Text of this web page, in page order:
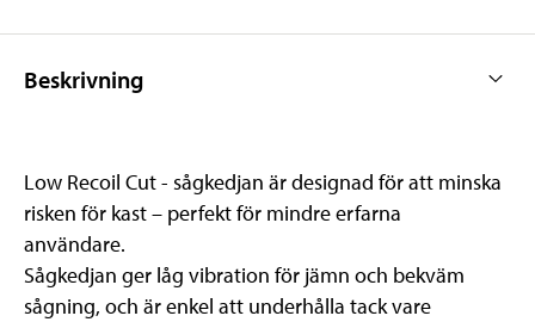
Beskrivning
Low Recoil Cut - sågkedjan är designad för att minska
risken för kast – perfekt för mindre erfarna
användare.
Sågkedjan ger låg vibration för jämn och bekväm
sågning, och är enkel att underhålla tack vare